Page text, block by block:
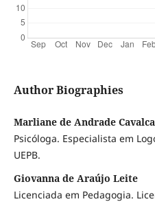
Author Biographies
Marliane de Andrade
Psicóloga. Especialista em
UEPB.
Giovanna de Araújo Leite
Licenciada em Pedagogia.